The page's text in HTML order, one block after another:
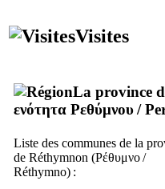
Visites
La province
ενότητα Ρεθύμνου/
Liste des communes de la
de Réthymnon (Ρέθυμνο/
Réthymno) :